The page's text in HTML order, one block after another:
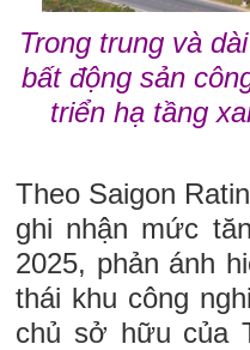
Trong trung và
bất động sản
triển hạ tầng
Theo Saigon
ghi nhận mức
2025, phản ánh
thái khu công
chủ sở hữu của